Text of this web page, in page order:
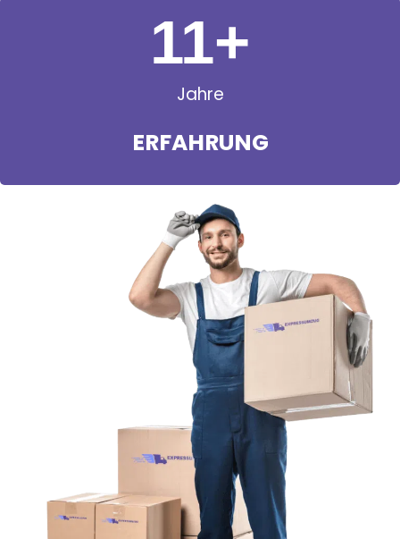
Jahre
ERFAHRUNG
11+